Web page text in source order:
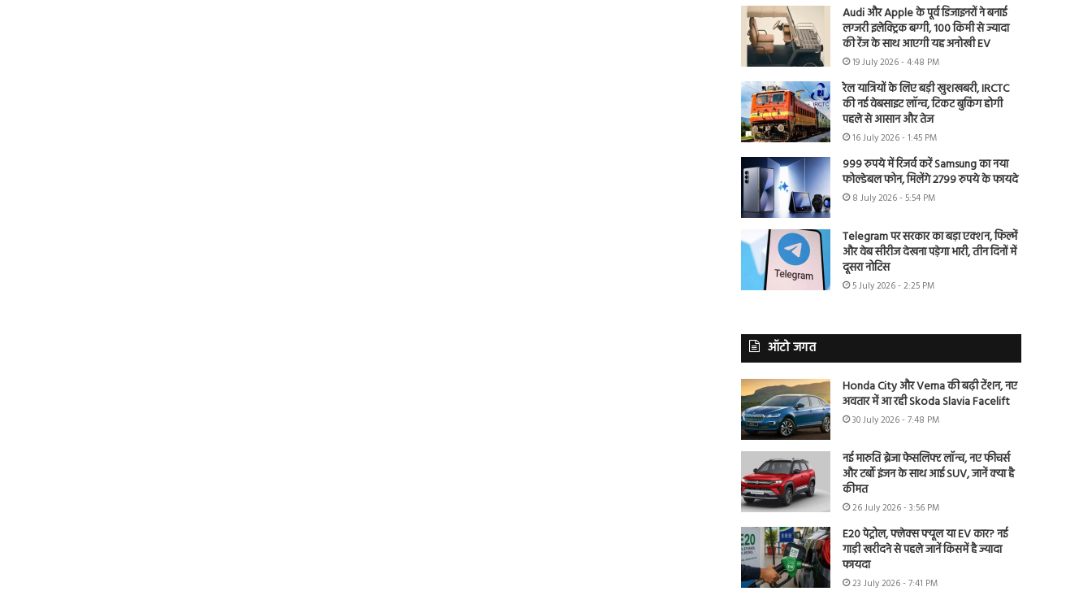
Audi और Apple के पूर्व डिजाइनरों ने बनाई
लग्जरी इलेक्ट्रिक बग्गी, 100 किमी से ज्यादा
की रेंज के साथ आएगी यह अनोखी EV
19 July 2026 - 4:48 PM
रेल यात्रियों के लिए बड़ी खुशखबरी, IRCTC
की नई वेबसाइट लॉन्च, टिकट बुकिंग होगी
पहले से आसान और तेज
16 July 2026 - 1:45 PM
999 रुपये में रिजर्व करें Samsung का नया
फोल्डेबल फोन, मिलेंगे 2799 रुपये के फायदे
8 July 2026 - 5:54 PM
Telegram पर सरकार का बड़ा एक्शन, फिल्में
और वेब सीरीज देखना पड़ेगा भारी, तीन दिनों में
दूसरा नोटिस
5 July 2026 - 2:25 PM
ऑटो जगत
Honda City और Verna की बढ़ी टेंशन, नए
अवतार में आ रही Skoda Slavia Facelift
30 July 2026 - 7:48 PM
नई मारुति ब्रेजा फेसलिफ्ट लॉन्च, नए फीचर्स
और टर्बो इंजन के साथ आई SUV, जानें क्या है
कीमत
26 July 2026 - 3:56 PM
E20 पेट्रोल, फ्लेक्स फ्यूल या EV कार? नई
गाड़ी खरीदने से पहले जानें किसमें है ज्यादा
फायदा
23 July 2026 - 7:41 PM